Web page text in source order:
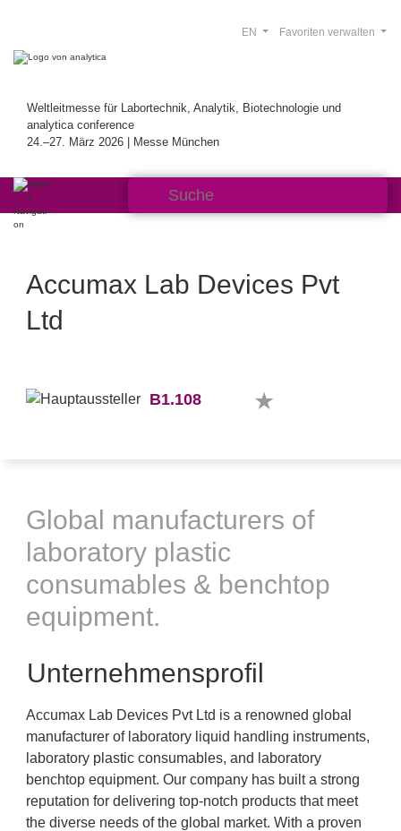
Weltleitmesse für Labortechnik, Analytik, Biotechnologie und
analytica conference
24.–27. März 2026 | Messe München
Favoriten verwalten
EN
Accumax Lab Devices Pvt
Ltd
B1.108
Global manufacturers of
laboratory plastic
consumables & benchtop
equipment.
Unternehmensprofil
Accumax Lab Devices Pvt Ltd is a renowned global
manufacturer of laboratory liquid handling instruments,
laboratory plastic consumables, and laboratory
benchtop equipment. Our company has built a strong
reputation for delivering top-notch products that meet
the diverse needs of the global market. With a proven